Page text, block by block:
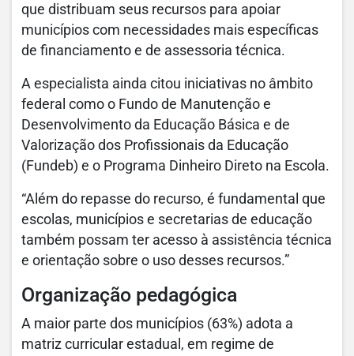
que distribuam seus recursos para apoiar
municípios com necessidades mais específicas
de financiamento e de assessoria técnica.
A especialista ainda citou iniciativas no âmbito
federal como o Fundo de Manutenção e
Desenvolvimento da Educação Básica e de
Valorização dos Profissionais da Educação
(Fundeb) e o Programa Dinheiro Direto na Escola.
“Além do repasse do recurso, é fundamental que
escolas, municípios e secretarias de educação
também possam ter acesso à assistência técnica
e orientação sobre o uso desses recursos.”
Organização pedagógica
A maior parte dos municípios (63%) adota a
matriz curricular estadual, em regime de